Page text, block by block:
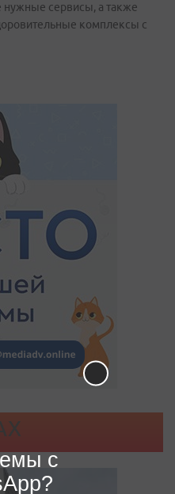
нужные сервисы, а также
комплексы с
с